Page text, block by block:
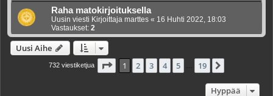
Raha matokirjoituksella
Uusin viesti Kirjoittaja marttes « 16 Huhti 2022, 18:03
Vastaukset: 2
Uusi Aihe
732 viestiketjua Sivu /19
1 2 3 4 5 19
Hyppää